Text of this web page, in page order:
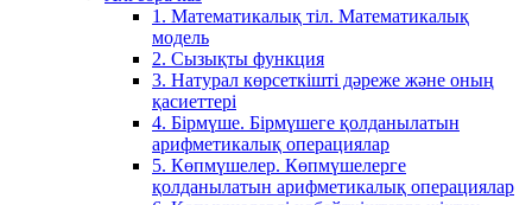
1. Математикалық тіл. Математикалық
модель
2. Сызықты функция
3. Натурал көрсеткішті дәреже және оның
қасиеттері
4. Бірмүше. Бірмүшеге қолданылатын
арифметикалық операциялар
5. Көпмүшелер. Көпмүшелерге
қолданылатын арифметикалық операциялар